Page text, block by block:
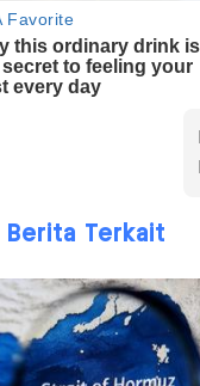
Berita Terkait